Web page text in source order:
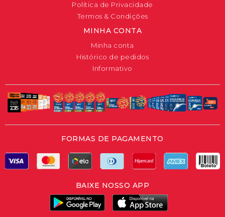
Política de Privacidade
Termos & Condições
MINHA CONTA
Minha conta
Histórico de pedidos
Informativo
FORMAS DE PAGAMENTO
BAIXE NOSSO APP